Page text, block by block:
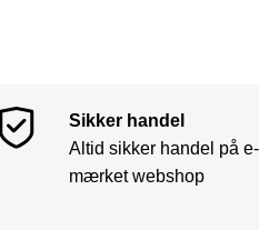
Sikker handel
Altid sikker handel på e-
mærket webshop